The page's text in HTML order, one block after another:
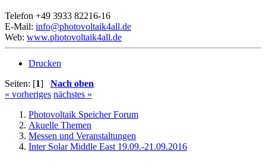
Telefon +49 3933 82216-16
E-Mail: info@photovoltaik4all.de
Web: www.photovoltaik4all.de
Drucken
Seiten: [1] Nach oben
« vorheriges nächstes »
Photovoltaik Speicher Forum
Akuelle Themen
Messen und Veranstaltungen
Inter Solar Middle East 19.09.-21.09.2016